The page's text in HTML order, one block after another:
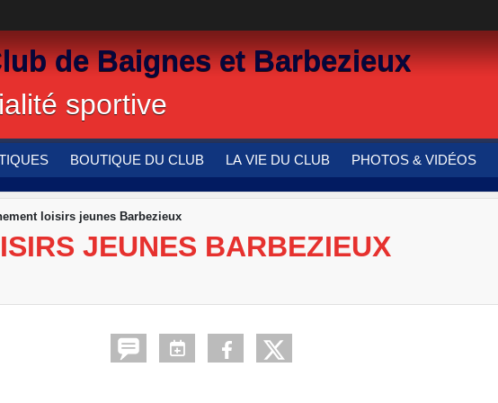
de Baignes et Barbezieux
sportive
BOUTIQUE DU CLUB LA VIE DU CLUB PHOTOS & VIDÉOS
loisirs jeunes Barbezieux
JEUNES BARBEZIEUX